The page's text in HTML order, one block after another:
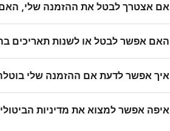
אם אצטרך לבטל את ההזמנה שלי,
האם אפשר לבטל או לשנות תאריכים
איך אפשר לדעת אם ההזמנה שלי
איפה אפשר למצוא את מדיניות